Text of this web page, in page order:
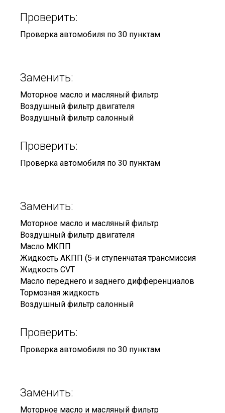
Проверить:
Проверка автомобиля по 30 пунктам
Заменить:
Моторное масло и масляный фильтр
Воздушный фильтр двигателя
Воздушный фильтр салонный
Проверить:
Проверка автомобиля по 30 пунктам
Заменить:
Моторное масло и масляный фильтр
Воздушный фильтр двигателя
Масло МКПП
Жидкость АКПП (5-и ступенчатая трансмиссия
Жидкость CVT
Масло переднего и заднего дифференциалов
Тормозная жидкость
Воздушный фильтр салонный
Проверить:
Проверка автомобиля по 30 пунктам
Заменить:
Моторное масло и масляный фильтр